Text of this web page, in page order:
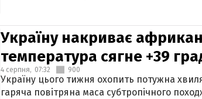
Україну накриває
температура сягне +39
4 серпня, 07:32 900
Україну цього тижня охопить потужна
гаряча повітряна маса субтропічного